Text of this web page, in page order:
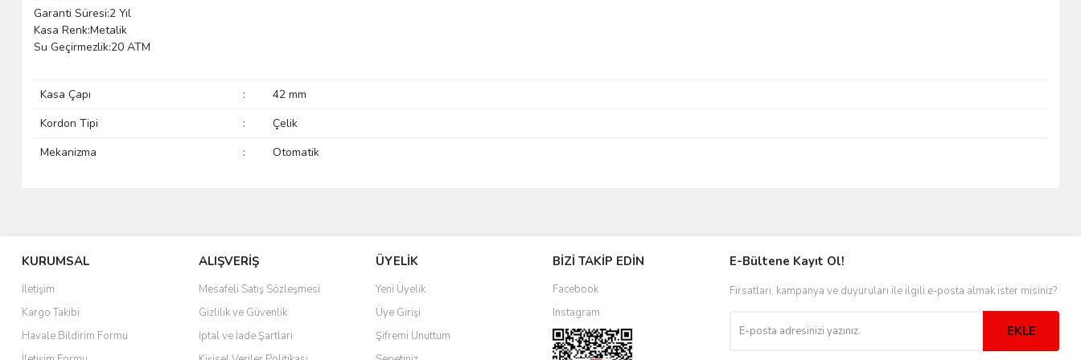
Garanti Süresi:2 Yıl
Kasa Renk:Metalik
Su Geçirmezlik:20 ATM
Kasa Çapı :
42 mm
Kordon Tipi
:
Çelik
Mekanizma
: Otomatik
KURUMSAL
İletişim
Kargo Takibi
Havale Bildirim Formu
ALIŞVERİŞ
Mesafeli Satış Sözleşmesi
Gizlilik ve Güvenlik
İptal ve İade Şartları
ÜYELİK
Yeni Üyelik
Üye Girişi
Şifremi Unuttum
BİZİ TAKİP EDİN
Facebook
Instagram
E-Bültene Kayıt Ol!
Fırsatları, kampanya ve duyuruları ile ilgili e-posta almak ister misiniz?
EKLE